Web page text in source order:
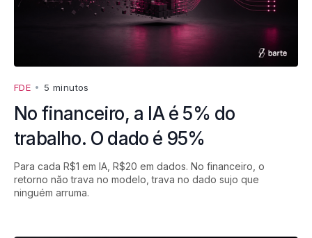
FDE • 5 minutos
No financeiro, a IA é 5% do
trabalho. O dado é 95%
Para cada R$1 em IA, R$20 em dados. No financeiro, o
retorno não trava no modelo, trava no dado sujo que
ninguém arruma.